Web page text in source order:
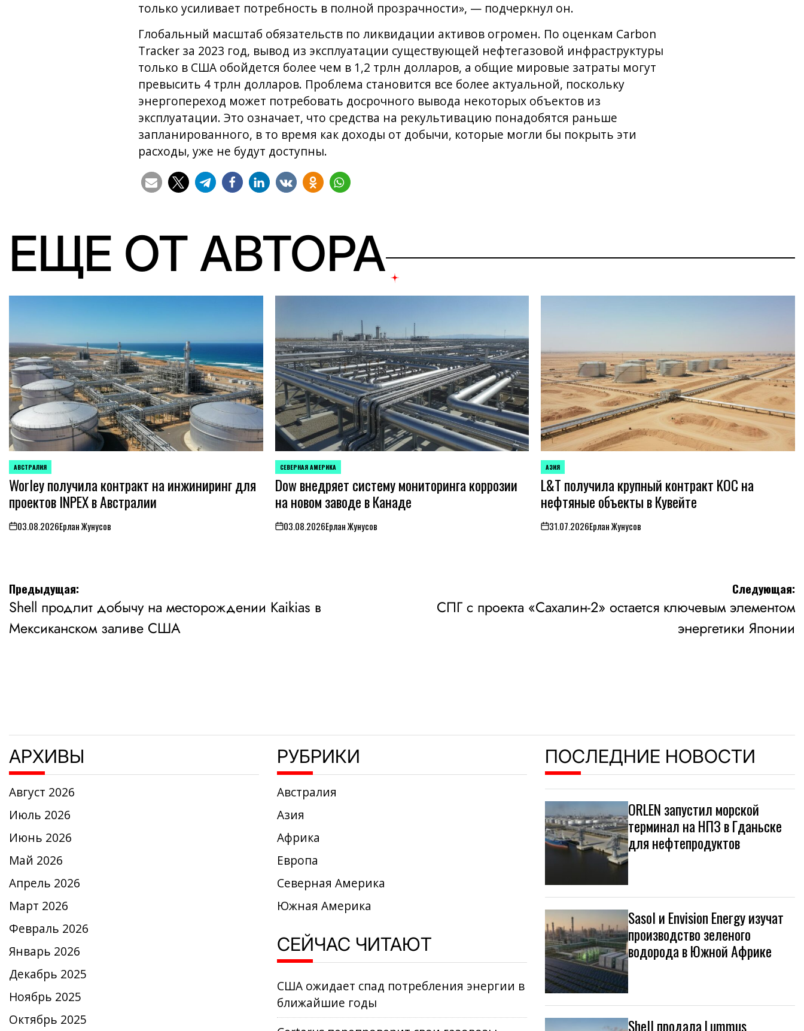
только усиливает потребность в полной прозрачности», — подчеркнул он.
Глобальный масштаб обязательств по ликвидации активов огромен. По оценкам Carbon
Tracker за 2023 год, вывод из эксплуатации существующей нефтегазовой инфраструктуры
только в США обойдется более чем в 1,2 трлн долларов, а общие мировые затраты могут
превысить 4 трлн долларов. Проблема становится все более актуальной, поскольку
энергопереход может потребовать досрочного вывода некоторых объектов из
эксплуатации. Это означает, что средства на рекультивацию понадобятся раньше
запланированного, в то время как доходы от добычи, которые могли бы покрыть эти
расходы, уже не будут доступны.
ЕЩЕ ОТ АВТОРА
ОПУБЛИКОВАНО
В
АВСТРАЛИЯ
Worley получила контракт на инжиниринг для
проектов INPEX в Австралии
on03.08.2026Ерлан Жунусов
ОПУБЛИКОВАНО
В
СЕВЕРНАЯ АМЕРИКА
Dow внедряет систему мониторинга коррозии
на новом заводе в Канаде
on03.08.2026Ерлан Жунусов
ОПУБЛИКОВАНО
В
АЗИЯ
L&T получила крупный контракт KOC на
нефтяные объекты в Кувейте
on31.07.2026Ерлан Жунусов
Навигация
по
записям
Предыдущая:
Shell продлит добычу на месторождении Kaikias в
Мексиканском заливе США
Следующая:
СПГ с проекта «Сахалин-2» остается ключевым элементом
энергетики Японии
АРХИВЫ
Август 2026
Июль 2026
Июнь 2026
Май 2026
Апрель 2026
Март 2026
Февраль 2026
Январь 2026
Декабрь 2025
Ноябрь 2025
Октябрь 2025
РУБРИКИ
Австралия
Азия
Африка
Европа
Северная Америка
Южная Америка
СЕЙЧАС ЧИТАЮТ
США ожидает спад потребления энергии в
ближайшие годы
ПОСЛЕДНИЕ НОВОСТИ
ORLEN запустил морской
терминал на НПЗ в Гданьске
для нефтепродуктов
Sasol и Envision Energy изучат
производство зеленого
водорода в Южной Африке
Shell продала Lummus